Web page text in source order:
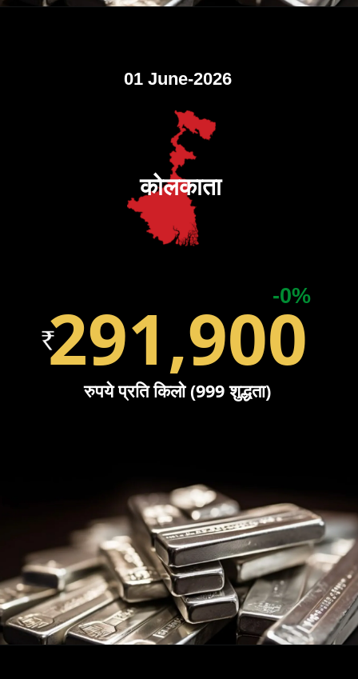
-0%
291,900
01 June-2026
रुपये प्रति किलो (999 शुद्धता)
कोलकाता